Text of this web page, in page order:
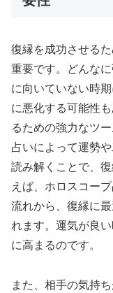
復縁を成功させる
重要です。どんな
に向いていない時
に悪化する可能性
るための強力なツ
占いによって運勢
読み解くことで、
えば、ホロスコー
流れから、復縁に
れます。運気が良
に高まるのです。
また、相手の気持